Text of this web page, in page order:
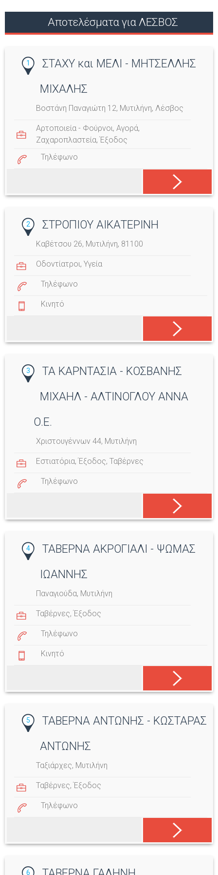
Αποτελέσματα για ΛΕΣΒΟΣ
1
ΣΤΑΧΥ και ΜΕΛΙ - ΜΗΤΣΕΛΛΗΣ
ΜΙΧΑΛΗΣ
Βοστάνη Παναγιώτη 12, Μυτιλήνη, Λέσβος
Αρτοποιεία - Φούρνοι,Αγορά,
Ζαχαροπλαστεία,Έξοδος
Τηλέφωνο
2 ΣΤΡΟΠΙΟΥ ΑΙΚΑΤΕΡΙΝΗ
Καβέτσου 26, Μυτιλήνη, 81100
Οδοντίατροι,Υγεία
Τηλέφωνο
Κινητό
3
ΤΑ ΚΑΡΝΤΑΣΙΑ - ΚΟΣΒΑΝΗΣ
ΜΙΧΑΗΛ - ΑΛΤΙΝΟΓΛΟΥ ΑΝΝΑ
Ο.Ε.
Χριστουγέννων 44, Μυτιλήνη
Εστιατόρια,Έξοδος,Ταβέρνες
Τηλέφωνο
4
ΤΑΒΕΡΝΑ ΑΚΡΟΓΙΑΛΙ - ΨΩΜΑΣ
ΙΩΑΝΝΗΣ
Παναγιούδα, Μυτιλήνη
Ταβέρνες,Έξοδος
Τηλέφωνο
Κινητό
5
ΤΑΒΕΡΝΑ ΑΝΤΩΝΗΣ - ΚΩΣΤΑΡΑΣ
ΑΝΤΩΝΗΣ
Ταξιάρχες, Μυτιλήνη
Ταβέρνες,Έξοδος
Τηλέφωνο
6